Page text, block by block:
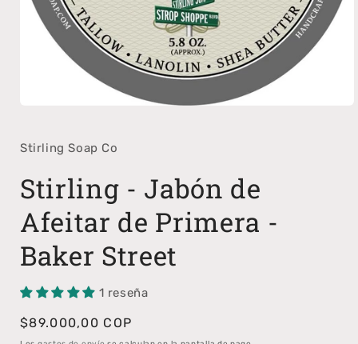
1
ventana
modal
Stirling Soap Co
Stirling - Jabón de
Afeitar de Primera -
Baker Street
1 reseña
Precio
$89.000,00 COP